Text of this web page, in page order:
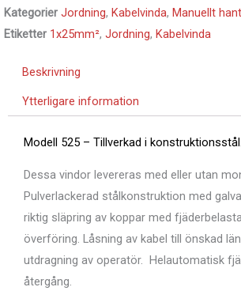
Kategorier Jordning, Kabelvinda, Manuellt
Etiketter 1x25mm², Jordning, Kabelvinda
Beskrivning
Ytterligare information
Modell 525 – Tillverkad i konstruktionsstål.
Dessa vindor levereras med eller utan
Pulverlackerad stålkonstruktion med
riktig släpring av koppar med
överföring. Låsning av kabel till önskad
utdragning av operatör.
Helautomatisk
återgång.